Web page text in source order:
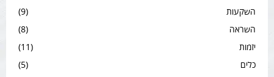
השקעות
(9)
השראה
(8)
יזמות
(11)
כלים
(5)